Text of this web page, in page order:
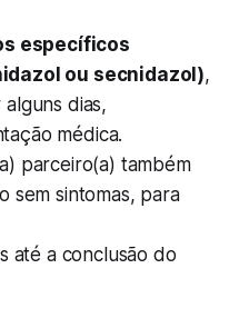
específicos
ou secnidazol),
dias,
médica.
parceiro(a) também
sem sintomas, para
até a conclusão do